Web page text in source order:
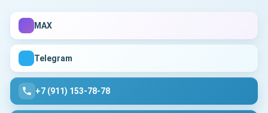
MAX
Telegram
+7 (911) 153-78-78